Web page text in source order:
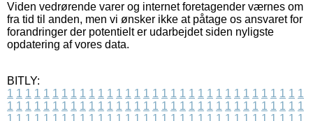
Viden vedrørende varer og internet foretagender værnes om
fra tid til anden, men vi ønsker ikke at påtage os ansvaret for
forandringer der potentielt er udarbejdet siden nyligste
opdatering af vores data.
BITLY:
1 1 1 1 1 1 1 1 1 1 1 1 1 1 1 1 1 1 1 1 1 1 1 1 1 1 1 1 1 1 1 1 1
1 1 1 1 1 1 1 1 1 1 1 1 1 1 1 1 1 1 1 1 1 1 1 1 1 1 1 1 1 1 1 1 1
1 1 1 1 1 1 1 1 1 1 1 1 1 1 1 1 1 1 1 1 1 1 1 1 1 1 1 1 1 1 1 1 1